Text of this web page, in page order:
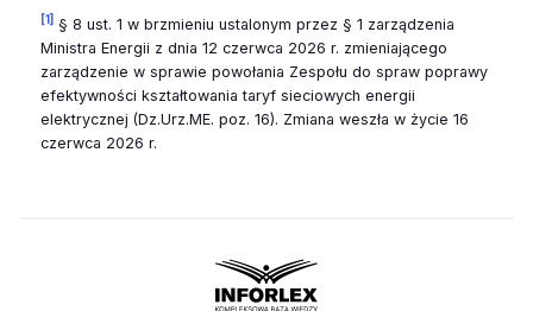
[1] § 8 ust. 1 w brzmieniu ustalonym przez § 1 zarządzenia
Ministra Energii z dnia 12 czerwca 2026 r. zmieniającego
zarządzenie w sprawie powołania Zespołu do spraw poprawy
efektywności kształtowania taryf sieciowych energii
elektrycznej (Dz.Urz.ME. poz. 16). Zmiana weszła w życie 16
czerwca 2026 r.